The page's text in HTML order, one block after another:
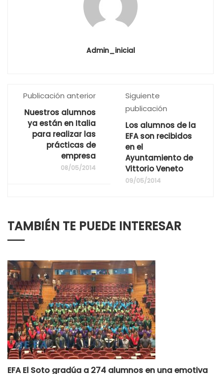
Admin_inicial
Publicación anterior
Nuestros alumnos
ya están en Italia
para realizar las
prácticas de
empresa
08/05/2014
Siguiente
publicación
Los alumnos de la
EFA son recibidos
en el
Ayuntamiento de
Vittorio Veneto
09/05/2014
TAMBIÉN TE PUEDE INTERESAR
EFA El Soto gradúa a 274 alumnos en una emotiva